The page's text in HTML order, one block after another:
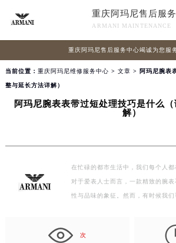
重庆阿玛尼售后服
ARMANI MAINTENANCE
重庆阿玛尼售后服务中心竭诚为您服
当前位置： 重庆阿玛尼维修服务中心 > 文章 > 阿玛尼腕表
整与延长方法详解）
阿玛尼腕表表带过短处理技巧是什么
解）
在忙碌的都市生活中，我们每个人都
对于爱表人士而言，一款精致的腕
性与品味的象征。然而，有时候我们
次